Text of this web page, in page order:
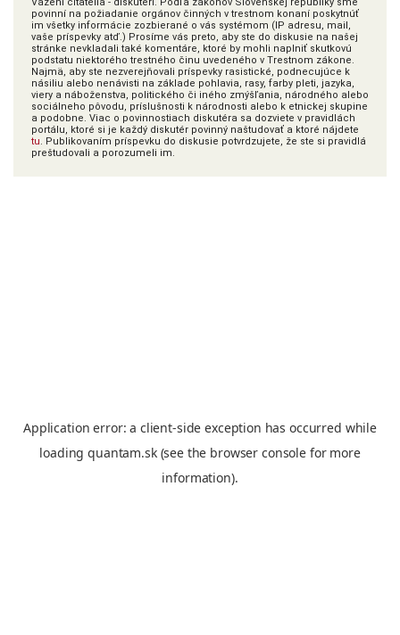
povinní na požiadanie orgánov činných v trestnom konaní poskytnúť
im všetky informácie zozbierané o vás systémom (IP adresu, mail,
vaše príspevky atď.) Prosíme vás preto, aby ste do diskusie na našej
stránke nevkladali také komentáre, ktoré by mohli naplniť skutkovú
podstatu niektorého trestného činu uvedeného v Trestnom zákone.
Najmä, aby ste nezverejňovali príspevky rasistické, podnecujúce k
násiliu alebo nenávisti na základe pohlavia, rasy, farby pleti, jazyka,
viery a náboženstva, politického či iného zmýšľania, národného alebo
sociálneho pôvodu, príslušnosti k národnosti alebo k etnickej skupine
a podobne. Viac o povinnostiach diskutéra sa dozviete v pravidlách
portálu, ktoré si je každý diskutér povinný naštudovať a ktoré nájdete
tu. Publikovaním príspevku do diskusie potvrdzujete, že ste si pravidlá
preštudovali a porozumeli im.